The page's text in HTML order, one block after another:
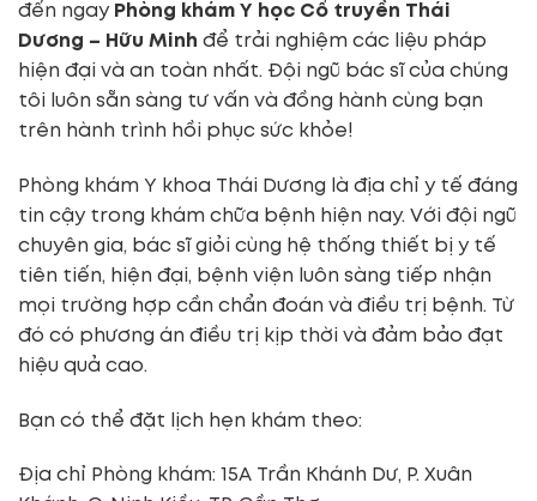
đến ngay Phòng khám Y học Cổ truyền Thái
Dương – Hữu Minh để trải nghiệm các liệu pháp
hiện đại và an toàn nhất. Đội ngũ bác sĩ của chúng
tôi luôn sẵn sàng tư vấn và đồng hành cùng bạn
trên hành trình hồi phục sức khỏe!
Phòng khám Y khoa Thái Dương là địa chỉ y tế đáng
tin cậy trong khám chữa bệnh hiện nay. Với đội ngũ
chuyên gia, bác sĩ giỏi cùng hệ thống thiết bị y tế
tiên tiến, hiện đại, bệnh viện luôn sàng tiếp nhận
mọi trường hợp cần chẩn đoán và điều trị bệnh. Từ
đó có phương án điều trị kịp thời và đảm bảo đạt
hiệu quả cao.
Bạn có thể đặt lịch hẹn khám theo:
Địa chỉ Phòng khám: 15A Trần Khánh Dư, P. Xuân